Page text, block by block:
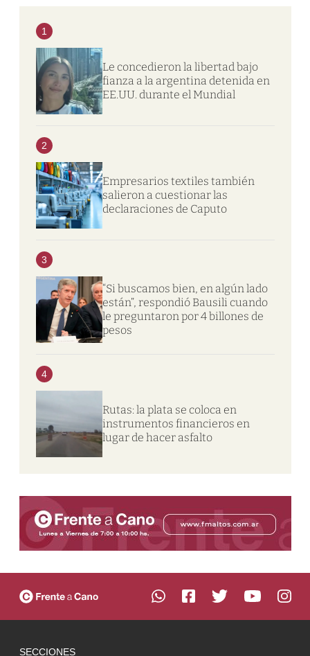
1
Le concedieron la libertad bajo
fianza a la argentina detenida en
EE.UU. durante el Mundial
2
Empresarios textiles también
salieron a cuestionar las
declaraciones de Caputo
3
“Si buscamos bien, en algún lado
están”, respondió Bausili cuando
le preguntaron por 4 billones de
pesos
4
Rutas: la plata se coloca en
instrumentos financieros en
lugar de hacer asfalto
SECCIONES